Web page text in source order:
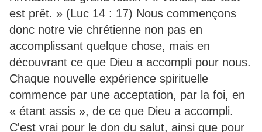
est prêt. » (Luc 14 : 17) Nous commençons
donc notre vie chrétienne non pas en
accomplissant quelque chose, mais en
découvrant ce que Dieu a accompli pour nous.
Chaque nouvelle expérience spirituelle
commence par une acceptation, par la foi, en
« étant assis », de ce que Dieu a accompli.
C'est vrai pour le don du salut, ainsi que pour